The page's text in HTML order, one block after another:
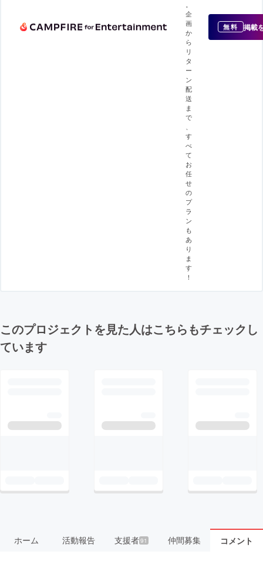
企
画
か
ら
リ
タ
ー
ン
配
送
ま
で
す
べ
て
お
任
せ
の
プ
ラ
ン
も
あ
り
ま
す
！
無料 掲載
このプロジェクトを見た人はこちらもチェックし
ています
ホーム 活動報告 支援者91 仲間募集 コメント